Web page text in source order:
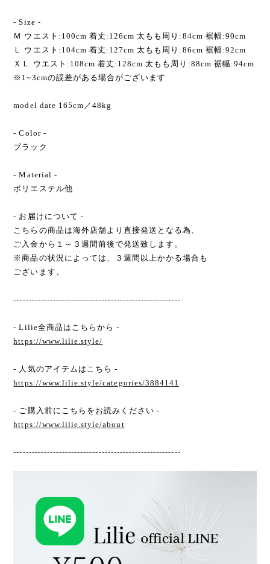
- Size -
Ｍ ウエスト:100cm 着丈:126cm 太もも周り:84cm 裾幅:90cm
Ｌ ウエスト:104cm 着丈:127cm 太もも周り:86cm 裾幅:92cm
ＸＬ ウエスト:108cm 着丈:128cm 太もも周り:88cm 裾幅:94cm
※1~3cmの誤差がある場合がございます
model date 165cm／48kg
- Color -
ブラック
- Material -
ポリエステル他
- お届けについて -
こちらの商品は海外店舗より直接発送となる為、
ご入金から１～３週間前後で発送致します。
※商品の状況によっては、３週間以上かかる場合も
ございます。
-------------------------------------------------------
- Lilie全商品はこちらから -
https://www.lilie.style/
- 人気のアイテムはこちら -
https://www.lilie.style/categories/3884141
- ご購入前にこちらをお読みください -
https://www.lilie.style/about
-------------------------------------------------------